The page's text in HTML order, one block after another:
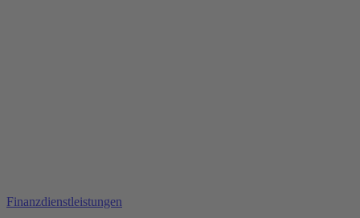
Finanzdienstleistungen